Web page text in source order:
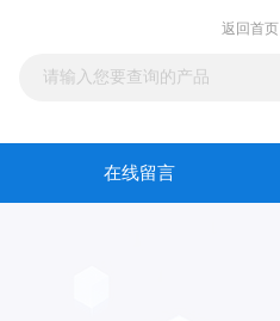
返回首页
在线留言